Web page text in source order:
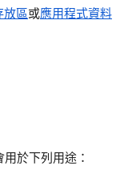
放區或應用程式資料
於下列用途：